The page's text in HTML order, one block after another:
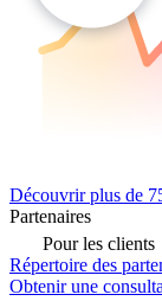
Découvrir plus de
Partenaires
Pour les clients
Répertoire des
Obtenir une